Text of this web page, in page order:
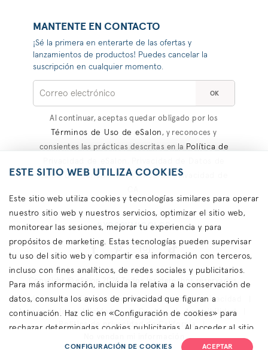
MANTENTE EN CONTACTO
¡Sé la primera en enterarte de las ofertas y
lanzamientos de productos! Puedes cancelar la
suscripción en cualquier momento.
OK
Al continuar, aceptas quedar obligado por los
Términos de Uso de eSalon, y reconoces y
consientes las prácticas descritas en la Política de
Salud del ConsumidoryAviso de Privacidad de
#YOSOYMICOLOR
Copyright © eSalon 2026 Todos los derechos reservados.
Contáctanos Términos de uso
Política de privacidad
Acerca de las publicidades
Cookies
Accesibilidad
Política de privacidad de California
ESTE SITIO WEB UTILIZA COOKIES
Este sitio web utiliza cookies y tecnologías similares para operar
nuestro sitio web y nuestros servicios, optimizar el sitio web,
monitorear las sesiones, mejorar tu experiencia y para
propósitos de marketing. Estas tecnologías pueden supervisar
tu uso del sitio web y compartir esa información con terceros,
incluso con fines analíticos, de redes sociales y publicitarios.
Para más información, incluida la relativa a la conservación de
datos, consulta los avisos de privacidad que figuran a
continuación. Haz clic en «Configuración de cookies» para
rechazar determinadas cookies publicitarias. Al acceder al sitio
web o utilizarlo, aceptas el uso de cookies para recopilar y
ACEPTAR
CONFIGURACIÓN DE COOKIES